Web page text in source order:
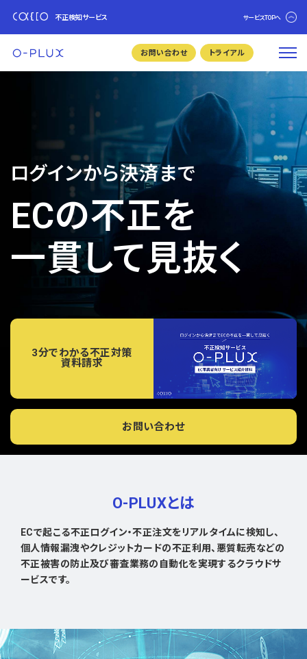
不正検知サービス サービスTOPへ
お問い合わせ トライアル
ログインから決済まで
ECの不正を
一貫して見抜く
3分でわかる不正対策
資料請求
お問い合わせ
O-PLUXとは
ECで起こる不正ログイン・不正注文をリアルタイムに検知し、
個人情報漏洩やクレジットカードの不正利用、悪質転売などの
不正被害の防止及び審査業務の自動化を実現するクラウドサ
ービスです。